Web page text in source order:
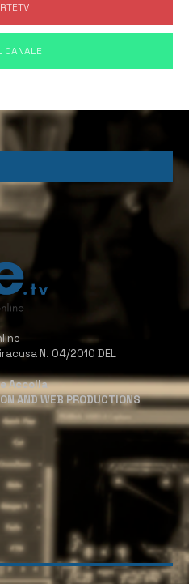
CANALE
N. 04/2010 DEL
Accolla
AND WEB PRODUCTIONS